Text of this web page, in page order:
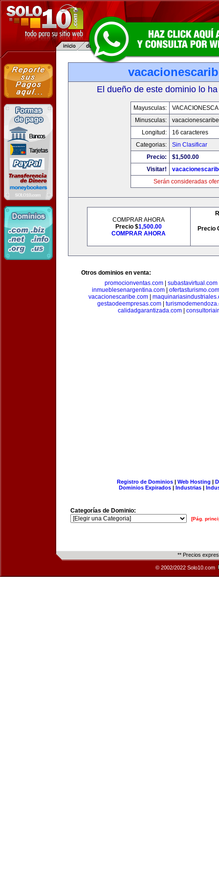
El dueño de este dominio lo
Mayusculas:
Minusculas:
Longitud:
16 caracteres
Categorias:
Sin Clasificar
Precio:
$1,500.00
Visitar!
Serán consideradas
COMPRAR AHORA
Precio $1,500.00
COMPRAR AHORA
Precio
Otros dominios en venta:
promocionventas.com| subastavirtual.com
inmueblesenargentina.com| ofertasturismo.com
vacacionescaribe.com
gestaodeempresas.com|
calidadgarantizada.com
Registro de Dominios| Web Hosting |
Dominios Expirados | Industrias |
Categorías de Dominio:
[Pág.
** Precios
© 2002/2022 Solo10.com